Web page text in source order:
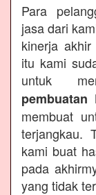
Para
jasa dari
kinerja
itu kami
untuk
membuat
terjangkau.
kami buat
pada
yang tidak